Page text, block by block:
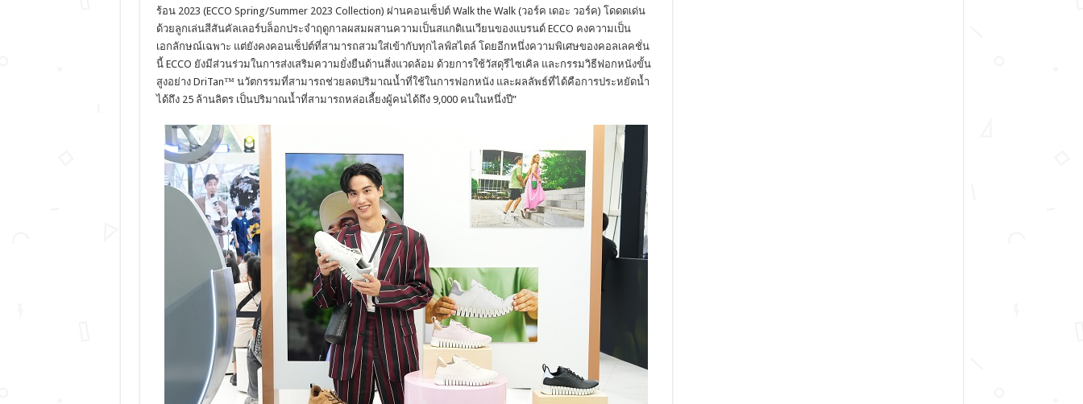
ร้อน 2023 (ECCO Spring/Summer 2023 Collection) ผ่านคอนเซ็ปต์ Walk the Walk (วอร์ค เดอะ วอร์ค) โดดดเด่น
ด้วยลูกเล่นสีสันคัลเลอร์บล็อกประจำฤดูกาลผสมผสานความเป็นสแกดิเนเวียนของแบรนด์ ECCO คงความเป็น
เอกลักษณ์เฉพาะ แต่ยังคงคอนเซ็ปต์ที่สามารถสวมใส่เข้ากับทุกไลฟ์สไตล์ โดยอีกหนึ่งความพิเศษของคอลเลคชั่น
นี้ ECCO ยังมีส่วนร่วมในการส่งเสริมความยั่งยืนด้านสิ่งแวดล้อม ด้วยการใช้วัสดุรีไซเคิล และกรรมวิธีฟอกหนังขั้น
สูงอย่าง DriTan™ นวัตกรรมที่สามารถช่วยลดปริมาณน้ำที่ใช้ในการฟอกหนัง และผลลัพธ์ที่ได้คือการประหยัดน้ำ
ได้ถึง 25 ล้านลิตร เป็นปริมาณน้ำที่สามารถหล่อเลี้ยงผู้คนได้ถึง 9,000 คนในหนึ่งปี”